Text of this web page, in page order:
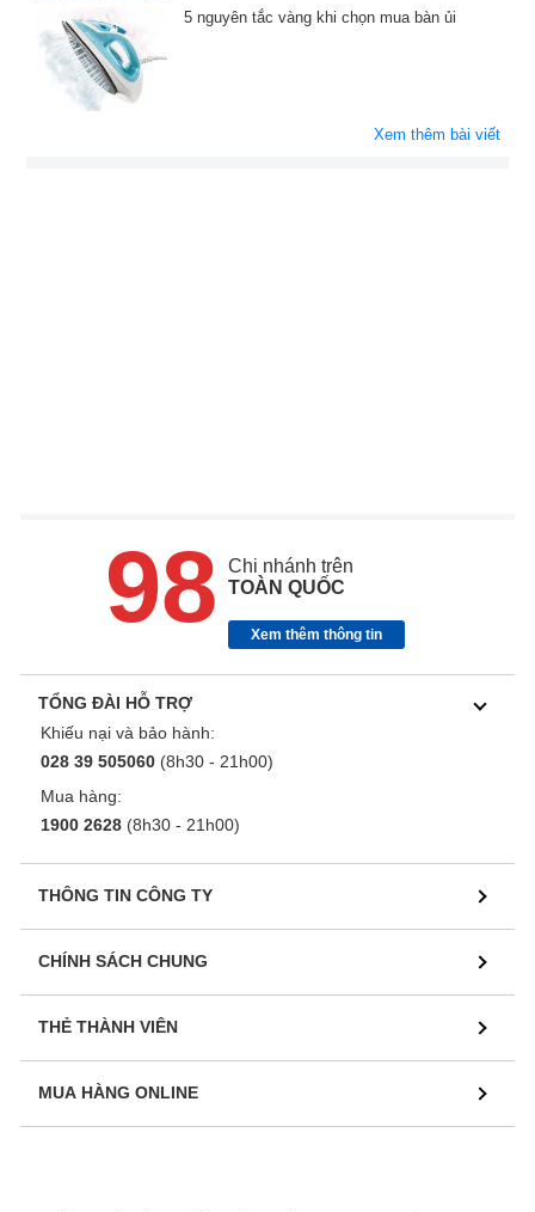
5 nguyên tắc vàng khi chọn mua bàn ủi
Xem thêm bài viết
98
Chi nhánh trên
TOÀN QUỐC
Xem thêm thông tin
TỔNG ĐÀI HỖ TRỢ
Khiếu nại và bảo hành:
028 39 505060 (8h30 - 21h00)
Mua hàng:
1900 2628 (8h30 - 21h00)
THÔNG TIN CÔNG TY
CHÍNH SÁCH CHUNG
THẺ THÀNH VIÊN
MUA HÀNG ONLINE